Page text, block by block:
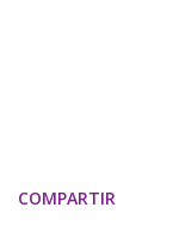
COMPARTIR